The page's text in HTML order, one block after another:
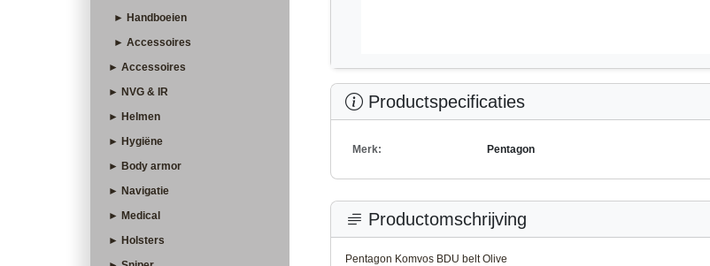
► Handboeien
► Accessoires
► Accessoires
► NVG & IR
► Helmen
► Hygiëne
► Body armor
► Navigatie
► Medical
► Holsters
Productspecificaties
Merk: Pentagon
Productomschrijving
Pentagon Komvos BDU belt Olive